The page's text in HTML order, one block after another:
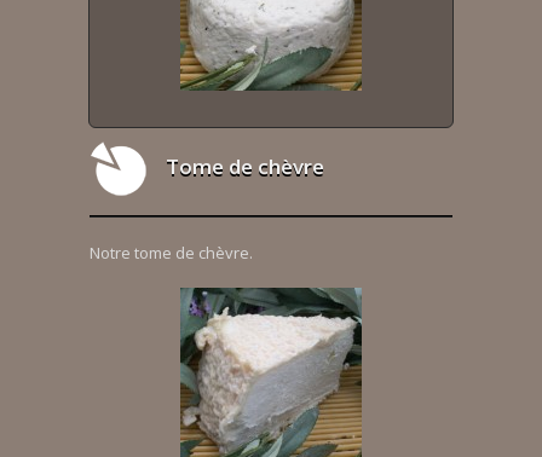
Tome de chèvre
Notre tome de chèvre.